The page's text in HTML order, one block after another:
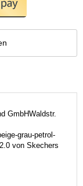
GmbHWaldstr.
grau-petrol-
von Skechers